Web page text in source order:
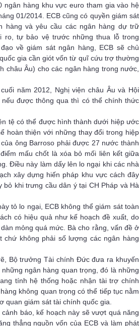
ngân hàng khu vực euro tham gia vào hệ
01/2014. ECB cũng có quyền giám sát
hàng và yêu cầu các ngân hàng dự trữ
ro, tự bảo vệ trước những thua lỗ trong
về giám sát ngân hàng, ECB sẽ chủ
gia cần giót vốn từ quĩ cứu trợ thường
châu Âu) cho các ngân hàng trong nước,
năm 2012, Nghị viện châu Âu và Hội
được thông qua thì có thể chính thức
tệ có thể được hình thành dưới hiệp ước
hoàn thiện với những thay đổi trong hiệp
ông Barroso phải được 27 nước thành
mấu chốt là xóa bỏ mối liên kết giữa
Điều này làm dấy lên lo ngại khi các nhà
xây dựng hiến pháp khu vực cách đây
khi trưng cầu dân ý tại CH Pháp và Hà
tỏ lo ngại, ECB không thể giám sát toàn
có hiệu quả như kế hoạch đề xuất, do
mỏng quá mức. Bà cho rằng, vấn đề ở
chứ không phải số lượng các ngân hàng
Bộ trưởng Tài chính Đức đưa ra khuyến
ngân hàng quan trọng, đó là những
tính hệ thống hoặc nhận tài trợ chính
không quan trọng có thể tiếp tục nằm
quan giám sát tài chính quốc gia.
báo, kế hoạch này sẽ vượt quá năng
thẳng nguồn vốn của ECB và làm phát